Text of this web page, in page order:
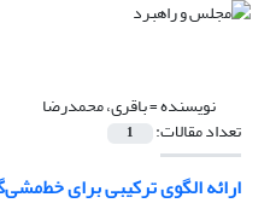
نویسنده =باقری، محمدرضا
تعداد مقالات: 1
ارائه الگوی ترکیبی برای